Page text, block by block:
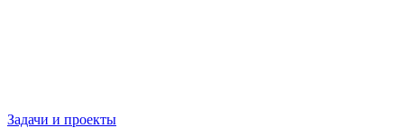
Задачи и проекты